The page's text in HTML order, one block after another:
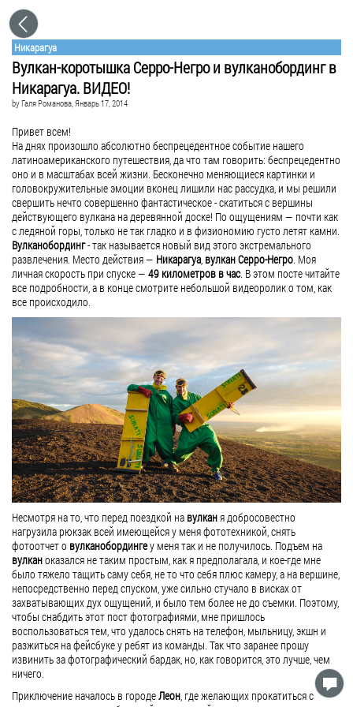
Никарагуа
Вулкан-коротышка Серро-Негро и вулканобординг в
Никарагуа. ВИДЕО!
byГаля Романова, Январь 17, 2014
Привет всем!
На днях произошло абсолютно беспрецедентное событие нашего
латиноамериканского путешествия, да что там говорить: беспрецедентно
оно и в масштабах всей жизни. Бесконечно меняющиеся картинки и
головокружительные эмоции вконец лишили нас рассудка, и мы решили
свершить нечто совершенно фантастическое - скатиться с вершины
действующего вулкана на деревянной доске! По ощущениям — почти как
с ледяной горы, только не так гладко и в физиономию густо летят камни.
Вулканобординг- так называется новый вид этого экстремального
развлечения. Место действия — Никарагуа, вулкан Серро-Негро. Моя
личная скорость при спуске — 49 километров в час. В этом посте читайте
все подробности, а в конце смотрите небольшой видеоролик о том, как
все происходило.
Несмотря на то, что перед поездкой на вулканя добросовестно
нагрузила рюкзак всей имеющейся у меня фототехникой, снять
фотоотчет о вулканобордингеу меня так и не получилось. Подъем на
вулканоказался не таким простым, как я предполагала, и кое-где мне
было тяжело тащить саму себя, не то что себя плюс камеру, а на вершине,
непосредственно перед спуском, уже сильно стучало в висках от
захватывающих дух ощущений, и было тем более не до съемки. Поэтому,
чтобы снабдить этот пост фотографиями, мне пришлось
воспользоваться тем, что удалось снять на телефон, мыльницу, экшн и
разжиться на фейсбуке у ребят из команды. Так что заранее прошу
извинить за фотографический бардак, но, как говорится, это лучше, чем
ничего.
Приключение началось в городеЛеон, где желающих прокатиться с